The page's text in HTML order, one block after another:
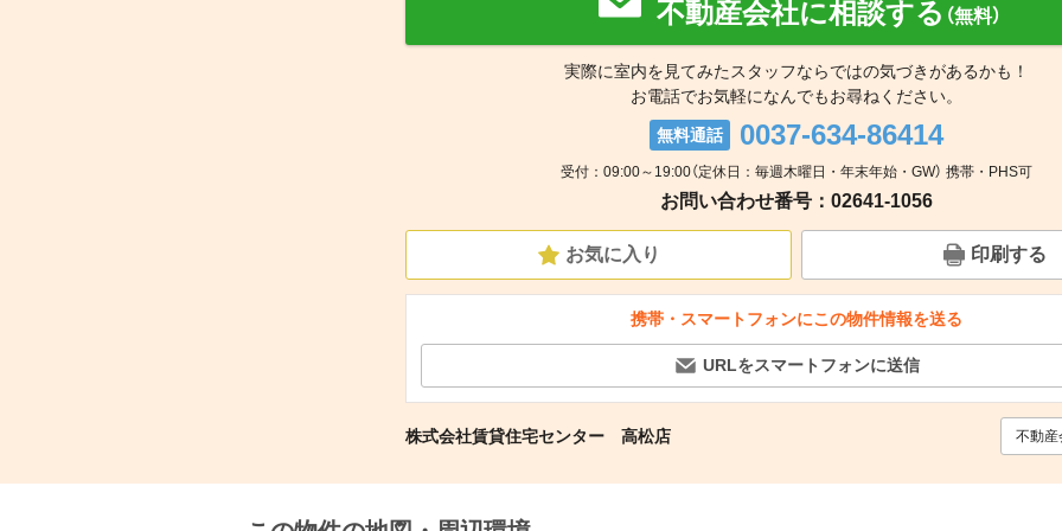
不動産会社に相談する （無料）
実際に室内を見てみたスタッフならではの気づきがあるかも！
お電話でお気軽になんでもお尋ねください。
無料通話 0037-634-86414
受付：09:00～19:00（定休日：毎週木曜日・年末年始・GW） 携帯・PHS可
お問い合わせ番号：02641-1056
お気に入り 印刷する
携帯・スマートフォンにこの物件情報を送る
URLをスマートフォンに送信
株式会社賃貸住宅センター 高松店 不動産